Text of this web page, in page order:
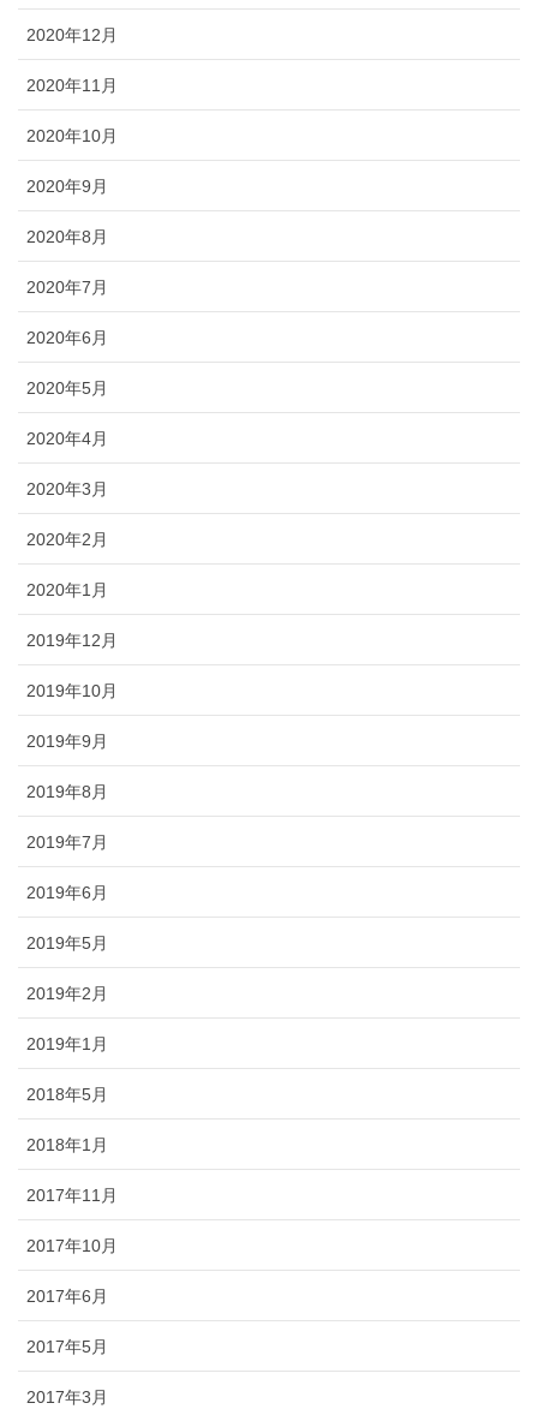
2020年12月
2020年11月
2020年10月
2020年9月
2020年8月
2020年7月
2020年6月
2020年5月
2020年4月
2020年3月
2020年2月
2020年1月
2019年12月
2019年10月
2019年9月
2019年8月
2019年7月
2019年6月
2019年5月
2019年2月
2019年1月
2018年5月
2018年1月
2017年11月
2017年10月
2017年6月
2017年5月
2017年3月